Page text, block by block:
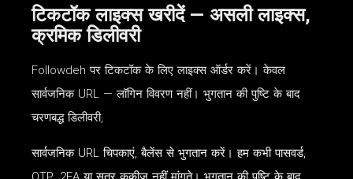
टिकटॉक लाइक्स खरीदें — असली लाइक्स,
क्रमिक डिलीवरी
Followdeh पर टिकटॉक के लिए लाइक्स ऑर्डर करें। केवल
सार्वजनिक URL — लॉगिन विवरण नहीं। भुगतान की पुष्टि के बाद
चरणबद्ध डिलीवरी;
सार्वजनिक URL चिपकाएं, बैलेंस से भुगतान करें। हम कभी पासवर्ड,